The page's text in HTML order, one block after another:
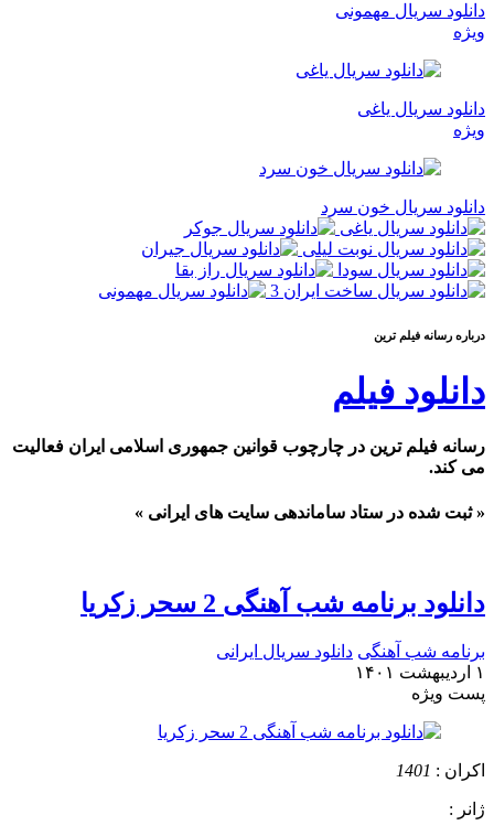
دانلود سریال مهمونی
ویژه
دانلود سریال یاغی
ویژه
دانلود سریال خون سرد
درباره رسانه فیلم ترین
دانلود فیلم
رسانه فیلم ترین در چارچوب قوانین جمهوری اسلامی ایران فعالیت
می کند.
« ثبت شده در ستاد ساماندهی سایت های ایرانی »
دانلود برنامه شب آهنگی 2 سحر زکریا
برنامه شب آهنگی دانلود سریال ایرانی
۱ اردیبهشت ۱۴۰۱
پست ويژه
اکران : 1401
ژانر :